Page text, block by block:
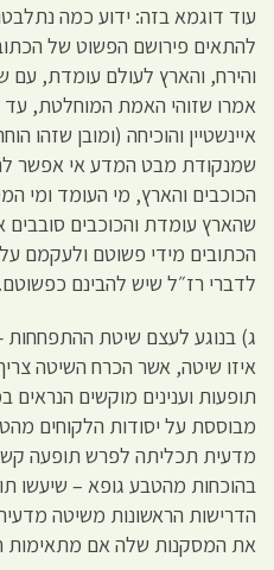
עוד דוגמא בזה: ידוע כמה
להתאים פירושם הפשוט של
והירח, והארץ לעולם עומדת, עם
אמרו שזוהי האמת המוחלטת,
איינשטיין והוכיחה (ומובן שזהו
שמנקודת מבט המדע אי אפשר
הכוכבים והארץ, מי העומד ומי
שהארץ עומדת והכוכבים סובבים
הכתובים מידי פשוטם ולעקמם על
לדברי רז״ל שיש להבינם כפשוטם.
ג) בנוגע לעצם שיטת ההתפחחות
איזו שיטה, אשר הכרח השיטה
תופעות וענינים מוקשים הנראים
מבוססת על יסודות הלקוחים
מדעית תכליתה לפרש תופעה
בהוכחות מהטבע גופא – שיעשו
הדרישות הראשונות משיטה
את המסקנות שלה אם מתאימות